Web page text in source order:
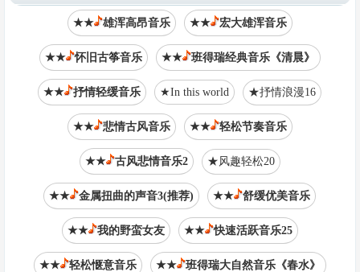
★★ 雄浑高昂音乐 ★★ 宏大雄浑音乐
★★ 怀旧古筝音乐 ★★ 班得瑞经典音乐《清晨》
★★ 抒情轻缓音乐 ★In this world ★抒情浪漫16
★★ 悲情古风音乐 ★★ 轻松节奏音乐
★★ 古风悲情音乐2 ★风趣轻松20
★★ 金属扭曲的声音3(推荐) ★★ 舒缓优美音乐
★★ 我的野蛮女友 ★★ 快速活跃音乐25
★★ 轻松惬意音乐 ★★ 班得瑞大自然音乐《春水》